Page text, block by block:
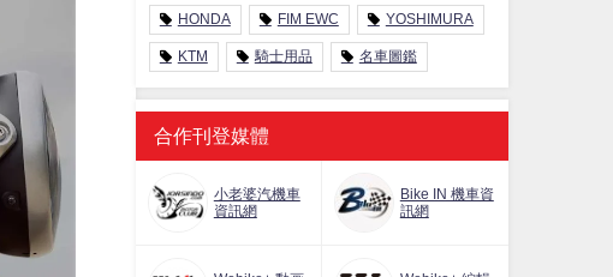
HONDA FIM EWC YOSHIMURA
KTM 騎士用品 名車圖鑑
合作刊登媒體
小老婆汽機車
資訊網
Bike IN 機車資
訊網